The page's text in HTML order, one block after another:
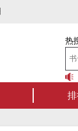
热